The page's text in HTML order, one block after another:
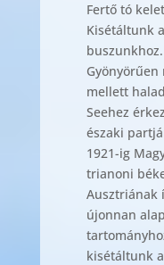
Fertő tó
Kisétáltunk
mellett
Seehez
északi
1921-ig
trianoni
Ausztriának
újonnan
kisétáltunk